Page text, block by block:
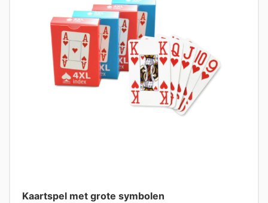
Kaartspel met grote symbolen